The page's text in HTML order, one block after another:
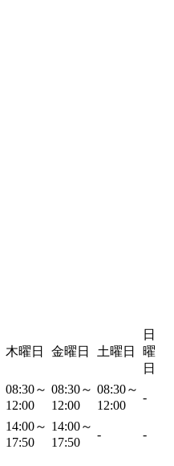
木曜日 金曜日 土曜日
日
曜
日
08:30～
12:00
08:30～
12:00
08:30～
12:00
-
14:00～
17:50
14:00～
17:50
- -